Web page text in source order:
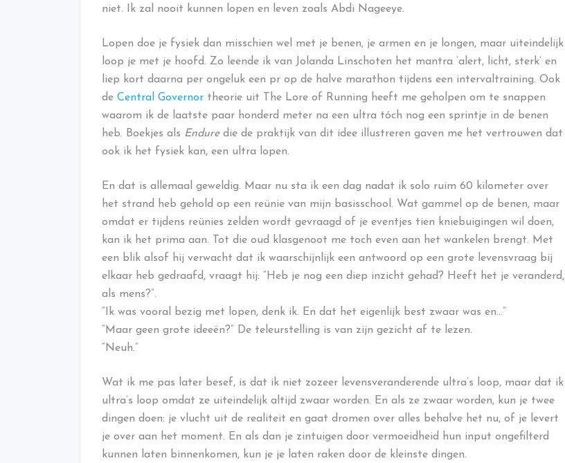
niet. Ik zal nooit kunnen lopen en leven zoals Abdi Nageeye.
Lopen doe je fysiek dan misschien wel met je benen, je armen en je longen, maar uiteindelijk
loop je met je hoofd. Zo leende ik van Jolanda Linschoten het mantra ‘alert, licht, sterk’ en
liep kort daarna per ongeluk een pr op de halve marathon tijdens een intervaltraining. Ook
de Central Governor theorie uit The Lore of Running heeft me geholpen om te snappen
waarom ik de laatste paar honderd meter na een ultra tóch nog een sprintje in de benen
heb. Boekjes als Enduredie de praktijk van dit idee illustreren gaven me het vertrouwen dat
ook ik het fysiek kan, een ultra lopen.
En dat is allemaal geweldig. Maar nu sta ik een dag nadat ik solo ruim 60 kilometer over
het strand heb gehold op een reünie van mijn basisschool. Wat gammel op de benen, maar
omdat er tijdens reünies zelden wordt gevraagd of je eventjes tien kniebuigingen wil doen,
kan ik het prima aan. Tot die oud klasgenoot me toch even aan het wankelen brengt. Met
een blik alsof hij verwacht dat ik waarschijnlijk een antwoord op een grote levensvraag bij
elkaar heb gedraafd, vraagt hij: “Heb je nog een diep inzicht gehad? Heeft het je veranderd,
als mens?”.
“Ik was vooral bezig met lopen, denk ik. En dat het eigenlijk best zwaar was en…”
“Maar geen grote ideeën?” De teleurstelling is van zijn gezicht af te lezen.
“Neuh.”
Wat ik me pas later besef, is dat ik niet zozeer levensveranderende ultra’s loop, maar dat ik
ultra’s loop omdat ze uiteindelijk altijd zwaar worden. En als ze zwaar worden, kun je twee
dingen doen: je vlucht uit de realiteit en gaat dromen over alles behalve het nu, of je levert
je over aan het moment. En als dan je zintuigen door vermoeidheid hun input ongefilterd
kunnen laten binnenkomen, kun je je laten raken door de kleinste dingen.